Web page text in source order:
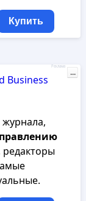
Купить
Business
журнала,
редакторы
Реклама
...